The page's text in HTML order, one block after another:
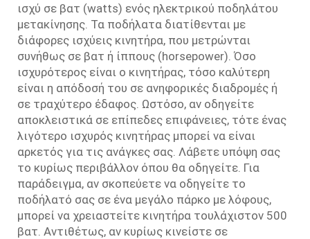
ισχύ σε βατ (watts) ενός ηλεκτρικού ποδηλάτου
μετακίνησης. Τα ποδήλατα διατίθενται με
διάφορες ισχύεις κινητήρα, που μετρώνται
συνήθως σε βατ ή ίππους (horsepower). Όσο
ισχυρότερος είναι ο κινητήρας, τόσο καλύτερη
είναι η απόδοσή του σε ανηφορικές διαδρομές ή
σε τραχύτερο έδαφος. Ωστόσο, αν οδηγείτε
αποκλειστικά σε επίπεδες επιφάνειες, τότε ένας
λιγότερο ισχυρός κινητήρας μπορεί να είναι
αρκετός για τις ανάγκες σας. Λάβετε υπόψη σας
το κυρίως περιβάλλον όπου θα οδηγείτε. Για
παράδειγμα, αν σκοπεύετε να οδηγείτε το
ποδήλατό σας σε ένα μεγάλο πάρκο με λόφους,
μπορεί να χρειαστείτε κινητήρα τουλάχιστον 500
βατ. Αντιθέτως, αν κυρίως κινείστε σε